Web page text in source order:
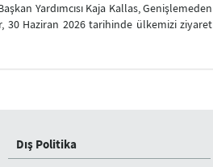
Yardımcısı Kaja Kallas, Genişlemeden
30 Haziran 2026 tarihinde ülkemizi ziyaret
Dış Politika